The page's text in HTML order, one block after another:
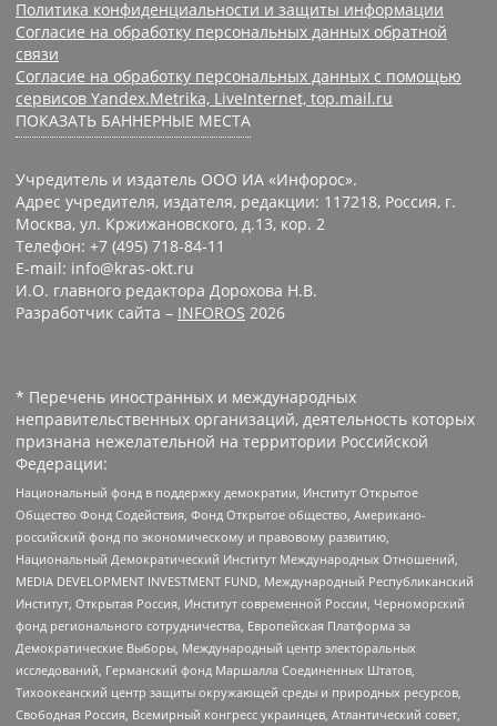
Политика конфиденциальности и защиты информации
Согласие на обработку персональных данных обратной
связи
Согласие на обработку персональных данных с помощью
сервисов Yandex.Metrika, LiveInternet, top.mail.ru
ПОКАЗАТЬ БАННЕРНЫЕ МЕСТА
Учредитель и издатель ООО ИА «Инфорос».
Адрес учредителя, издателя, редакции: 117218, Россия, г.
Москва, ул. Кржижановского, д.13, кор. 2
Телефон: +7 (495) 718-84-11
E-mail: info@kras-okt.ru
И.О. главного редактора Дорохова Н.В.
Разработчик сайта – INFOROS 2026
* Перечень иностранных и международных
неправительственных организаций, деятельность которых
признана нежелательной на территории Российской
Федерации:
Национальный фонд в поддержку демократии, Институт Открытое
Общество Фонд Содействия, Фонд Открытое общество, Американо-
российский фонд по экономическому и правовому развитию,
Национальный Демократический Институт Международных Отношений,
MEDIA DEVELOPMENT INVESTMENT FUND, Международный Республиканский
Институт, Открытая Россия, Институт современной России, Черноморский
фонд регионального сотрудничества, Европейская Платформа за
Демократические Выборы, Международный центр электоральных
исследований, Германский фонд Маршалла Соединенных Штатов,
Тихоокеанский центр защиты окружающей среды и природных ресурсов,
Свободная Россия, Всемирный конгресс украинцев, Атлантический совет,